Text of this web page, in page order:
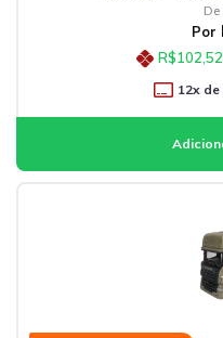
De
Por
R$102,52
12x de